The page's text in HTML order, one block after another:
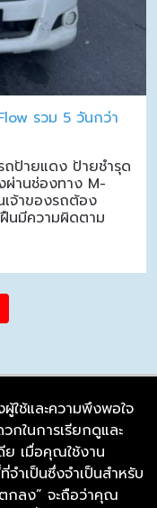
รวม 5 วันกว่า
ถป้ายแดง ป้ายชำรุด
ผ่านช่องทาง M-
จ้าของรถต้อง
ฝืนมีความผิดตาม
ใช้และความพึงพอใจ
ในการเรียกดูและ
ย เมื่อคุณใช้งาน
ำเป็นซึ่งจำเป็นสำหรับ
กลง” จะถือว่าคุณ